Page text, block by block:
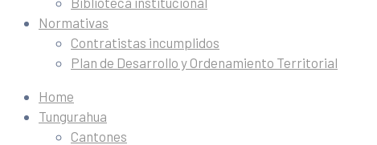
Normativas
Contratistas incumplidos
Plan de Desarrollo y Ordenamiento Territorial
Home
Tungurahua
Cantones